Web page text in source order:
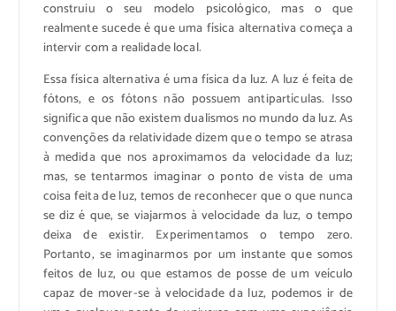
construiu o seu modelo psicológico, mas o que
realmente sucede é que uma física alternativa começa a
intervir com a realidade local.
Essa física alternativa é uma física da luz. A luz é feita de
fótons, e os fótons não possuem antipartículas. Isso
significa que não existem dualismos no mundo da luz. As
convenções da relatividade dizem que o tempo se atrasa
à medida que nos aproximamos da velocidade da luz;
mas, se tentarmos imaginar o ponto de vista de uma
coisa feita de luz, temos de reconhecer que o que nunca
se diz é que, se viajarmos à velocidade da luz, o tempo
deixa de existir. Experimentamos o tempo zero.
Portanto, se imaginarmos por um instante que somos
feitos de luz, ou que estamos de posse de um veículo
capaz de mover-se à velocidade da luz, podemos ir de